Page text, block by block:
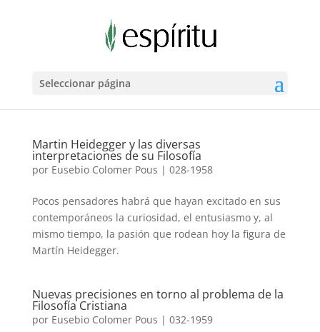
Seleccionar página
Martin Heidegger y las diversas
interpretaciones de su Filosofía
por Eusebio Colomer Pous | 028-1958
Pocos pensadores habrá que hayan excitado en sus
contemporáneos la curiosidad, el entusiasmo y, al
mismo tiempo, la pasión que rodean hoy la figura de
Martín Heidegger.
Nuevas precisiones en torno al problema de la
Filosofía Cristiana
por Eusebio Colomer Pous | 032-1959